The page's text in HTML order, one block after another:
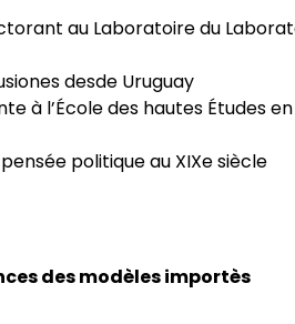
au Laboratoire du
desde Uruguay
à l’École des hautes Études
politique au XIXe siècle
des modèles importès